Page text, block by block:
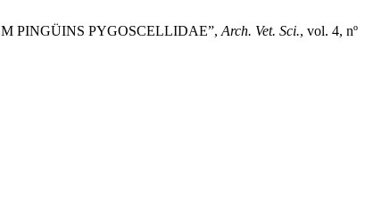
PINGÜINS PYGOSCELLIDAE”, Arch. Vet. Sci., vol. 4, nº